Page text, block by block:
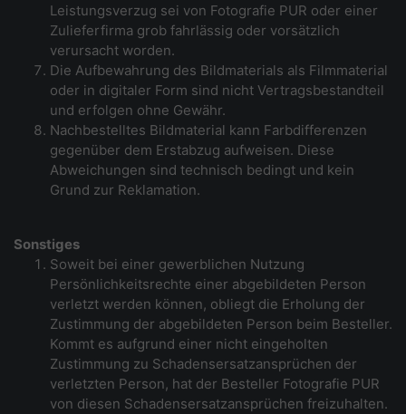
Leistungsverzug sei von Fotografie PUR oder einer
Zulieferfirma grob fahrlässig oder vorsätzlich
verursacht worden.
Die Aufbewahrung des Bildmaterials als Filmmaterial
oder in digitaler Form sind nicht Vertragsbestandteil
und erfolgen ohne Gewähr.
Nachbestelltes Bildmaterial kann Farbdifferenzen
gegenüber dem Erstabzug aufweisen. Diese
Abweichungen sind technisch bedingt und kein
Grund zur Reklamation.
Sonstiges
Soweit bei einer gewerblichen Nutzung
Persönlichkeitsrechte einer abgebildeten Person
verletzt werden können, obliegt die Erholung der
Zustimmung der abgebildeten Person beim Besteller.
Kommt es aufgrund einer nicht eingeholten
Zustimmung zu Schadensersatzansprüchen der
verletzten Person, hat der Besteller Fotografie PUR
von diesen Schadensersatzansprüchen freizuhalten.